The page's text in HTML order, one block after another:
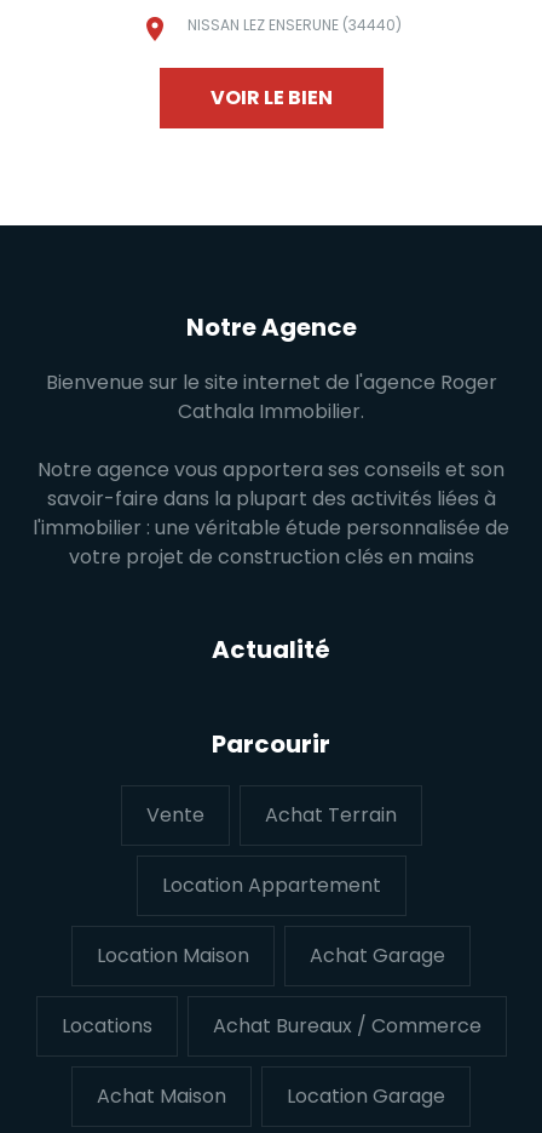
NISSAN LEZ ENSERUNE (34440)
VOIR LE BIEN
Notre Agence
Bienvenue sur le site internet de l'agence Roger
Cathala Immobilier.
Notre agence vous apportera ses conseils et son
savoir-faire dans la plupart des activités liées à
l'immobilier : une véritable étude personnalisée de
votre projet de construction clés en mains
Actualité
Parcourir
Vente Achat Terrain
Location Appartement
Location Maison Achat Garage
Locations Achat Bureaux / Commerce
Achat Maison Location Garage